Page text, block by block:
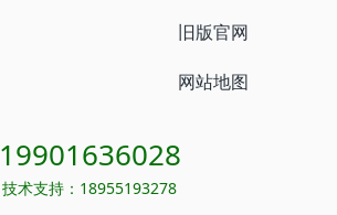
旧版官网
网站地图
19901636028
技术支持：18955193278